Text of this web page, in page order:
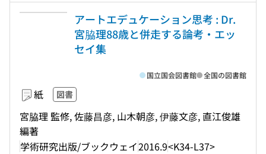
アートエデュケーション思考 : Dr.
宮脇理88歳と併走する論考・エッ
セイ集
紙 図書
宮脇理 監修, 佐藤昌彦, 山木朝彦, 伊藤文彦, 直江俊雄
編著
学術研究出版/ブックウェイ2016.9<K34-L37>
国立国会図書館 全国の図書館